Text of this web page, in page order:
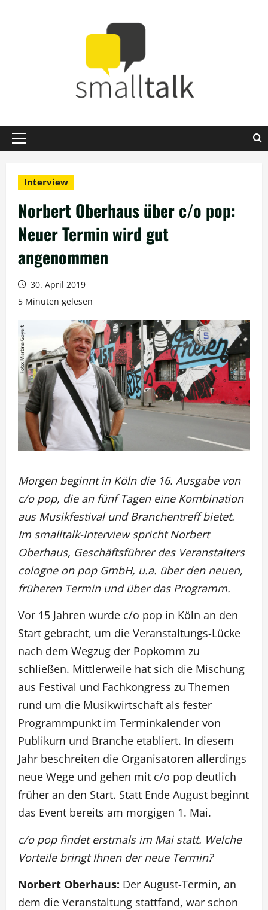
Primäres
Interview
Norbert Oberhaus über c/o pop:
Neuer Termin wird gut
angenommen
30. April 2019
5 Minuten gelesen
Morgen beginnt in Köln die 16. Ausgabe von
c/o pop, die an fünf Tagen eine Kombination
aus Musikfestival und Branchentreff bietet.
Im smalltalk-Interview spricht Norbert
Oberhaus, Geschäftsführer des Veranstalters
cologne on pop GmbH, u.a. über den neuen,
früheren Termin und über das Programm.
Vor 15 Jahren wurde c/o pop in Köln an den
Start gebracht, um die Veranstaltungs-Lücke
nach dem Wegzug der Popkomm zu
schließen. Mittlerweile hat sich die Mischung
aus Festival und Fachkongress zu Themen
rund um die Musikwirtschaft als fester
Programmpunkt im Terminkalender von
Publikum und Branche etabliert. In diesem
Jahr beschreiten die Organisatoren allerdings
neue Wege und gehen mit c/o pop deutlich
früher an den Start. Statt Ende August beginnt
das Event bereits am morgigen 1. Mai.
c/o pop findet erstmals im Mai statt. Welche
Vorteile bringt Ihnen der neue Termin?
Norbert Oberhaus: Der August-Termin, an
dem die Veranstaltung stattfand, war schon